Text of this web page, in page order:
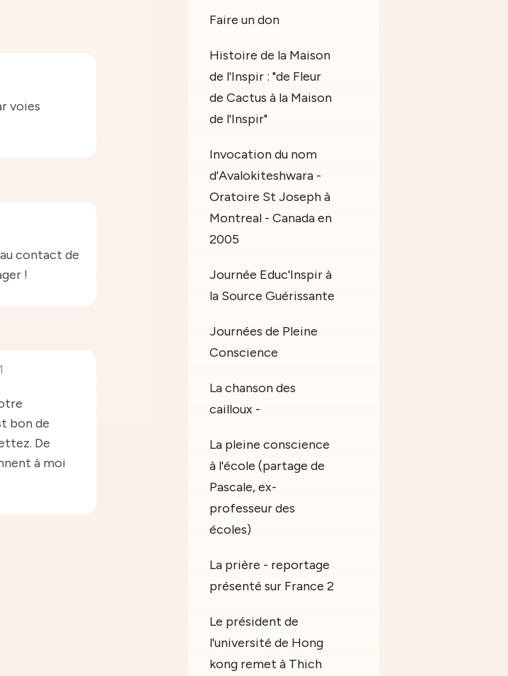
voies
contact de
!
bon de
De
à moi
Faire un don
Histoire de la Maison
de l'Inspir : "de Fleur
de Cactus à la Maison
de l'Inspir"
Invocation du nom
d'Avalokiteshwara -
Oratoire St Joseph à
Montreal - Canada en
2005
Journée Educ'Inspir à
la Source Guérissante
Journées de Pleine
Conscience
La chanson des
cailloux -
La pleine conscience
à l'école (partage de
Pascale, ex-
professeur des
écoles)
La prière - reportage
présenté sur France 2
Le président de
l'université de Hong
kong remet à Thich